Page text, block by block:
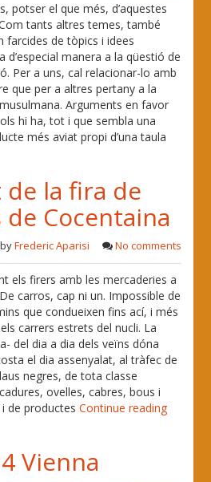
potser el que més, d’aquestes
tants altres temes, també
farcides de tòpics i idees
d’especial manera a la qüestió de
Per a uns, cal relacionar-lo amb
que per a altres pertany a la
Arguments en favor
hi ha, tot i que sembla una
més aviat propi d’una taula
la fira de
Cocentaina
Frederic Aparisi No comments
els firers amb les mercaderies a
carros, cap ni un. Impossible de
que condueixen fins ací, i més
carrers estrets del nucli. La
del dia a dia dels veïns dóna
el dia assenyalat, al tràfec de
negres, de tota classe
ovelles, cabres, bous i
i de productesContinue reading
Vienna